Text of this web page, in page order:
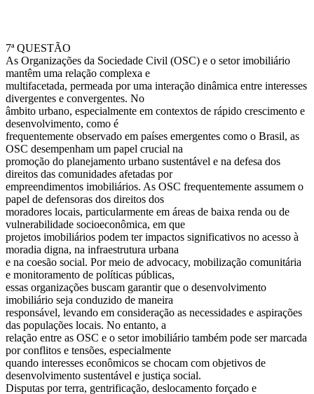
7ª QUESTÃO
As Organizações da Sociedade Civil (OSC) e o setor imobiliário
mantêm uma relação complexa e
multifacetada, permeada por uma interação dinâmica entre interesses
divergentes e convergentes. No
âmbito urbano, especialmente em contextos de rápido crescimento e
desenvolvimento, como é
frequentemente observado em países emergentes como o Brasil, as
OSC desempenham um papel crucial na
promoção do planejamento urbano sustentável e na defesa dos
direitos das comunidades afetadas por
empreendimentos imobiliários. As OSC frequentemente assumem o
papel de defensoras dos direitos dos
moradores locais, particularmente em áreas de baixa renda ou de
vulnerabilidade socioeconômica, em que
projetos imobiliários podem ter impactos significativos no acesso à
moradia digna, na infraestrutura urbana
e na coesão social. Por meio de advocacy, mobilização comunitária
e monitoramento de políticas públicas,
essas organizações buscam garantir que o desenvolvimento
imobiliário seja conduzido de maneira
responsável, levando em consideração as necessidades e aspirações
das populações locais. No entanto, a
relação entre as OSC e o setor imobiliário também pode ser marcada
por conflitos e tensões, especialmente
quando interesses econômicos se chocam com objetivos de
desenvolvimento sustentável e justiça social.
Disputas por terra, gentrificação, deslocamento forçado e